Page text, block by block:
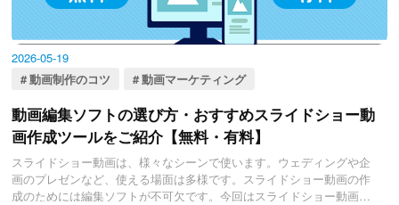
2026-05-19
動画制作のコツ
動画マーケティング
動画編集ソフトの選び方・おすすめスライドショー動
画作成ツールをご紹介【無料・有料】
スライドショー動画は、様々なシーンで使います。ウェディングや企
画のプレゼンなど、使える場面は多様です。スライドショー動画の作
成のためには編集ソフトが不可欠です。今回はスライドショー動画作